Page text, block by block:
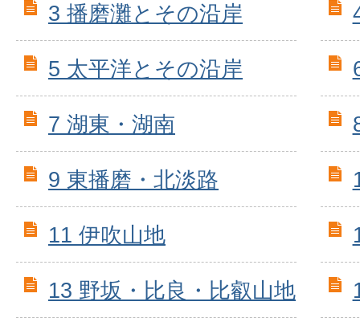
3 播磨灘とその沿岸
5 太平洋とその沿岸
7 湖東・湖南
9 東播磨・北淡路
11 伊吹山地
13 野坂・比良・比叡山地